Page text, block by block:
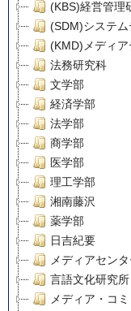
(KBS)経営管理
(SDM)システ
(KMD)メディ
法務研究科
文学部
経済学部
法学部
商学部
医学部
理工学部
湘南藤沢
薬学部
日吉紀要
メディアセン
言語文化研究所
メディア・コ